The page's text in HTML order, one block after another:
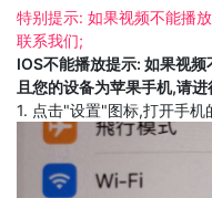
特别提示: 如果视频不能播
联系我们;
IOS不能播放提示: 如果视
且您的设备为苹果手机,请
1. 点击"设置"图标,打开手机